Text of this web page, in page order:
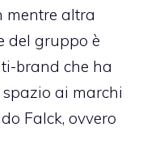
mentre altra
del gruppo è
brand che ha
ai marchi
Falck, ovvero